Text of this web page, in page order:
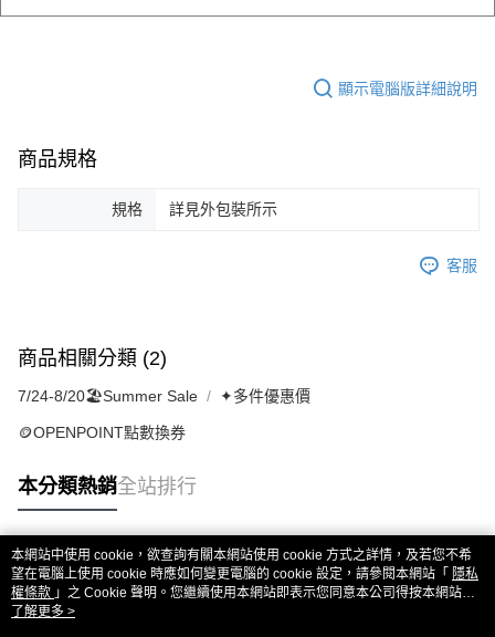
顯示電腦版詳細說明
商品規格
規格 詳見外包裝所示
客服
商品相關分類 (2)
7/24-8/20🏖️Summer Sale ✦多件優惠價
🪙OPENPOINT點數換券
本分類熱銷全站排行
熱門標籤
本網站中使用 cookie，欲查詢有關本網站使用 cookie 方式之詳情，及若您不希
望在電腦上使用 cookie 時應如何變更電腦的 cookie 設定，請參閱本網站「 隱私
權條款 」之 Cookie 聲明。您繼續使用本網站即表示您同意本公司得按本網站使
用條款之 Cookie 聲明使用 cookie。
了解更多 >